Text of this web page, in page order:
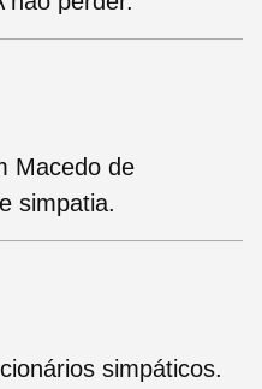
Macedo de
simpatia.
simpáticos.